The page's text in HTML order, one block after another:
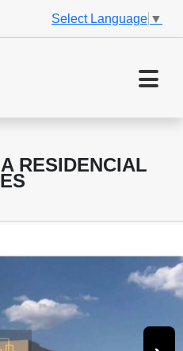
Select Language ▼
RESIDENCIAL